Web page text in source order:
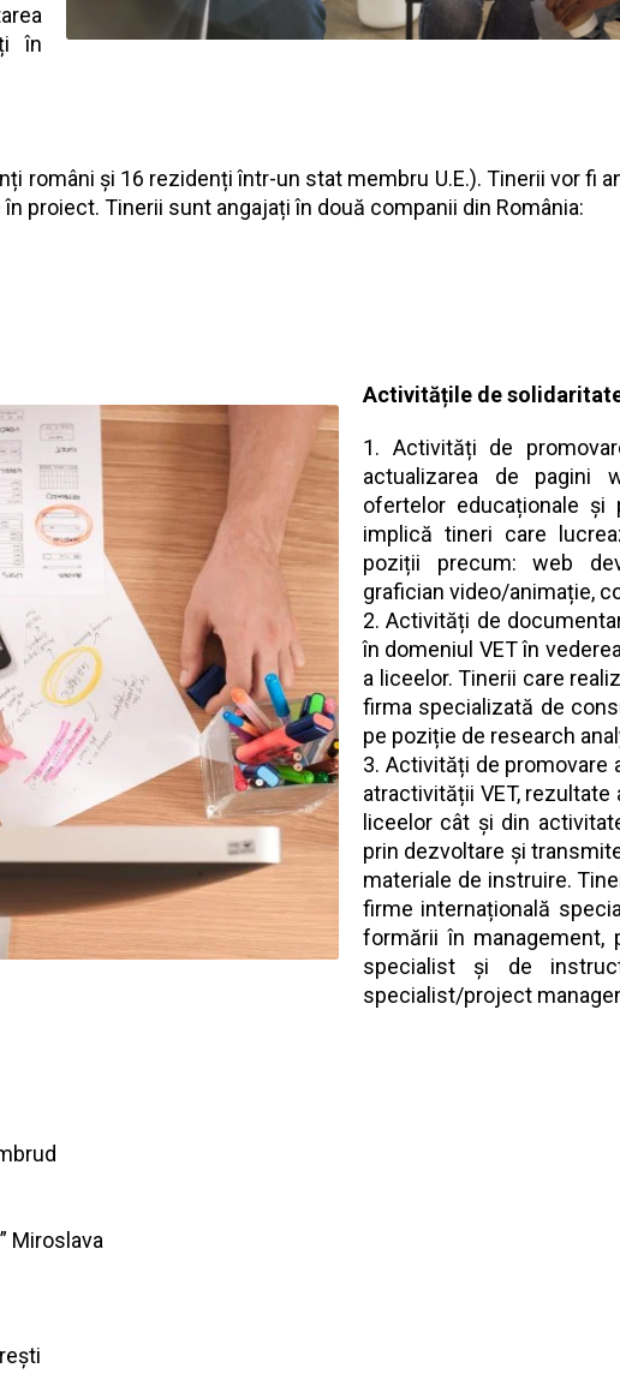
în
români și 16 rezidenți într-un stat membru U.E.). Tinerii vor fi
proiect. Tinerii sunt angajați în două companii din România:
Activitățile de
Activități de
actualizarea de pagini
ofertelor educaționale
implică tineri care
poziții precum: web
grafician video/animație,
Activități de
în domeniul VET în
a liceelor. Tinerii care
firma specializată de
pe poziție de research
Activități de promovare
atractivității VET,
liceelor cât și din
prin dezvoltare și
materiale de instruire.
firme internațională
formării în management,
specialist și de
specialist/project
Miroslava